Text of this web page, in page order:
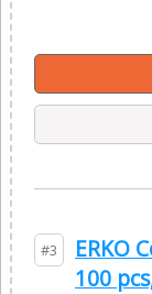
#3
ERKO
100